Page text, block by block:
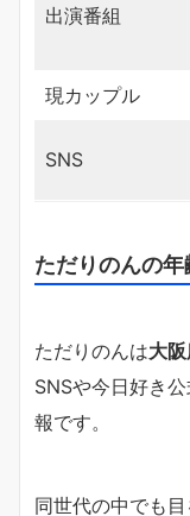
出演番組
現カップル
SNS
ただりのんの
ただりのんは大
SNSや今日好き
報です。
同世代の中でも目